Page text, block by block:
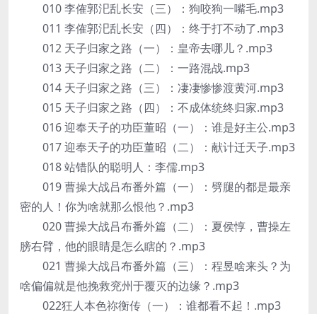
010 李傕郭汜乱长安（三）：狗咬狗一嘴毛.mp3
011 李傕郭汜乱长安（四）：终于打不动了.mp3
012 天子归家之路（一）：皇帝去哪儿？.mp3
013 天子归家之路（二）：一路混战.mp3
014 天子归家之路（三）：凄凄惨惨渡黄河.mp3
015 天子归家之路（四）：不成体统终归家.mp3
016 迎奉天子的功臣董昭（一）：谁是好主公.mp3
017 迎奉天子的功臣董昭（二）：献计迁天子.mp3
018 站错队的聪明人：李儒.mp3
019 曹操大战吕布番外篇（一）：劈腿的都是最亲
密的人！你为啥就那么恨他？.mp3
020 曹操大战吕布番外篇（二）：夏侯惇，曹操左
膀右臂，他的眼睛是怎么瞎的？.mp3
021 曹操大战吕布番外篇（三）：程昱啥来头？为
啥偏偏就是他挽救兖州于覆灭的边缘？.mp3
022狂人本色祢衡传（一）：谁都看不起！.mp3